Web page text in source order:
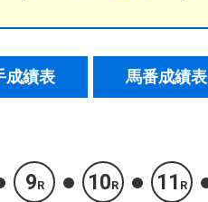
成績表 馬番成績表
9R 10R 11 R